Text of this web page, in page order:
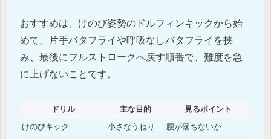
おすすめは、けのび姿勢のドルフィンキックから始
めて、片手バタフライや呼吸なしバタフライを挟
み、最後にフルストロークへ戻す順番で、難度を急
に上げないことです。
ドリル 主な目的
見るポイント
けのびキック
小さなうねり
腰が落ちないか